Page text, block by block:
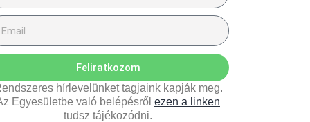
Feliratkozom
hírlevelünket tagjaink kapják meg.
Egyesületbe való belépésről ezen a linken
tudsz tájékozódni.